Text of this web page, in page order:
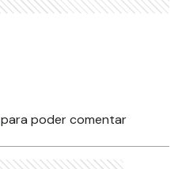
para poder comentar